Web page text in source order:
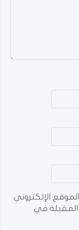
الإلكتروني
المقبلة في